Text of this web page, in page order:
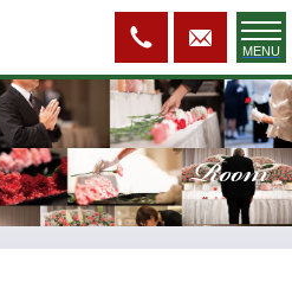
MENU
Room